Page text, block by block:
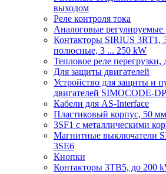
выходом
Реле контроля тока
Аналоговые регулируемые
Контакторы SIRIUS 3RT1,
полюсные, 3 ... 250 kW
Тепловое реле перегрузки,
Для защиты двигателей
Устройство для защиты и
двигателей SIMOCODE-DP
Кабели для AS-Interface
Пластиковый корпус, 50 мм
3SF1 с металлическими
Магнитные выключатели
3SE6
Кнопки
Контакторы 3TB5, до 200